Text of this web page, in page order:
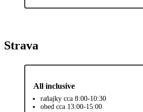
Strava
All inclusive
raňajky cca 8:00-10:30
obed cca 13:00-15:00